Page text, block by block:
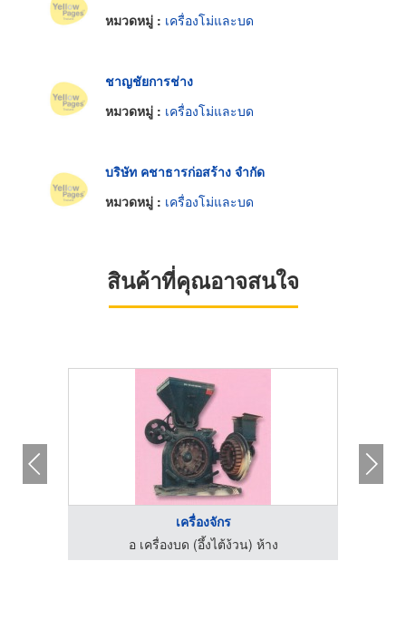
หมวดหมู่ : เครื่องโม่และบด
ชาญชัยการช่าง
หมวดหมู่ : เครื่องโม่และบด
บริษัท คชาธารก่อสร้าง จำกัด
หมวดหมู่ : เครื่องโม่และบด
สินค้าที่คุณอาจสนใจ
เครื่องจักร
อ เครื่องบด (อึ้งไต้ง้วน) ห้าง